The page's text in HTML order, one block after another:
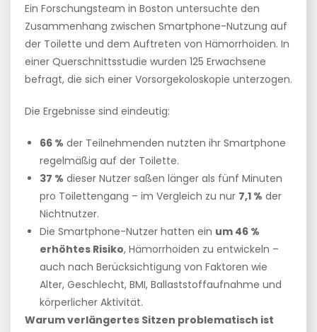
Ein Forschungsteam in Boston untersuchte den
Zusammenhang zwischen Smartphone-Nutzung auf
der Toilette und dem Auftreten von Hämorrhoiden. In
einer Querschnittsstudie wurden 125 Erwachsene
befragt, die sich einer Vorsorgekoloskopie unterzogen.
Die Ergebnisse sind eindeutig:
66 % der Teilnehmenden nutzten ihr Smartphone
regelmäßig auf der Toilette.
37 % dieser Nutzer saßen länger als fünf Minuten
pro Toilettengang – im Vergleich zu nur 7,1 % der
Nichtnutzer.
Die Smartphone-Nutzer hatten ein um 46 %
erhöhtes Risiko, Hämorrhoiden zu entwickeln –
auch nach Berücksichtigung von Faktoren wie
Alter, Geschlecht, BMI, Ballaststoffaufnahme und
körperlicher Aktivität.
Warum verlängertes Sitzen problematisch ist